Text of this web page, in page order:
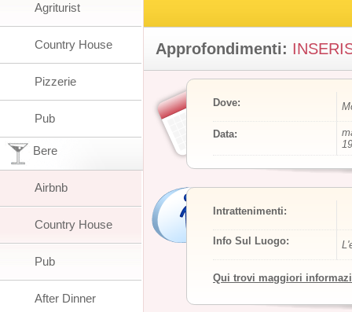
Approfondimenti:
Dove:
Data:
Intrattenimenti:
Info Sul Luogo:
Qui trovi maggiori
Agriturist
Country House
Pizzerie
Pub
Bere
Airbnb
Country House
Pub
After Dinner